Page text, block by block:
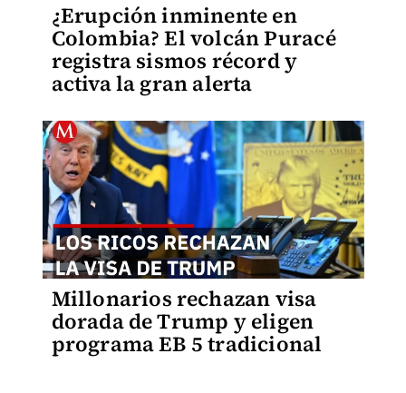
¿Erupción inminente en
Colombia? El volcán Puracé
registra sismos récord y
activa la gran alerta
Millonarios rechazan visa
dorada de Trump y eligen
programa EB 5 tradicional